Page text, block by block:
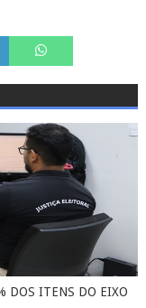
DOS ITENS DO EIXO